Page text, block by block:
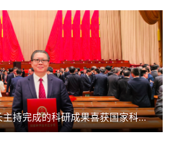
重磅！张立峰校长主持完成的科研成果喜获国家科技进步二等奖